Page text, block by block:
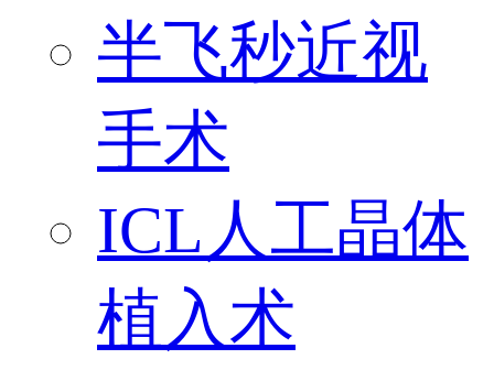
半飞秒近视
手术
ICL人工晶体
植入术